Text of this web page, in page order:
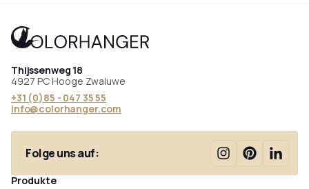
Thijssenweg 18
4927 PC Hooge Zwaluwe
+31 (0)85 - 047 35 55
info@colorhanger.com
Folge uns auf:
Produkte